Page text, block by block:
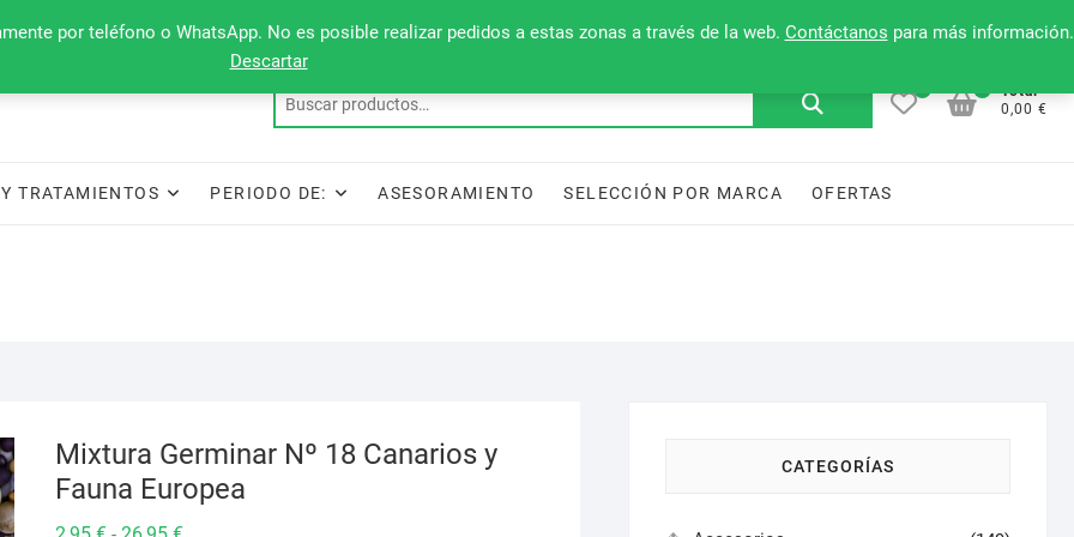
por teléfono o WhatsApp. No es posible realizar pedidos a estas zonas a través de la web. Contáctanos para más información.
Descartar
Mi cuenta Lista de deseos
Buscar
Total
0,00 €
TRATAMIENTOS PERIODO DE: ASESORAMIENTO SELECCIÓN POR MARCA OFERTAS
Mixtura Germinar Nº 18 Canarios y
Fauna Europea
Rango
CATEGORÍAS